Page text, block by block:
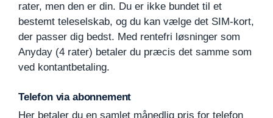
rater, men den er din. Du er ikke bundet til et
bestemt teleselskab, og du kan vælge det SIM-kort,
der passer dig bedst. Med rentefri løsninger som
Anyday (4 rater) betaler du præcis det samme som
ved kontantbetaling.
Telefon via abonnement
Her betaler du en samlet månedlig pris for telefon